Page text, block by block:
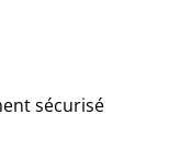
sécurisé